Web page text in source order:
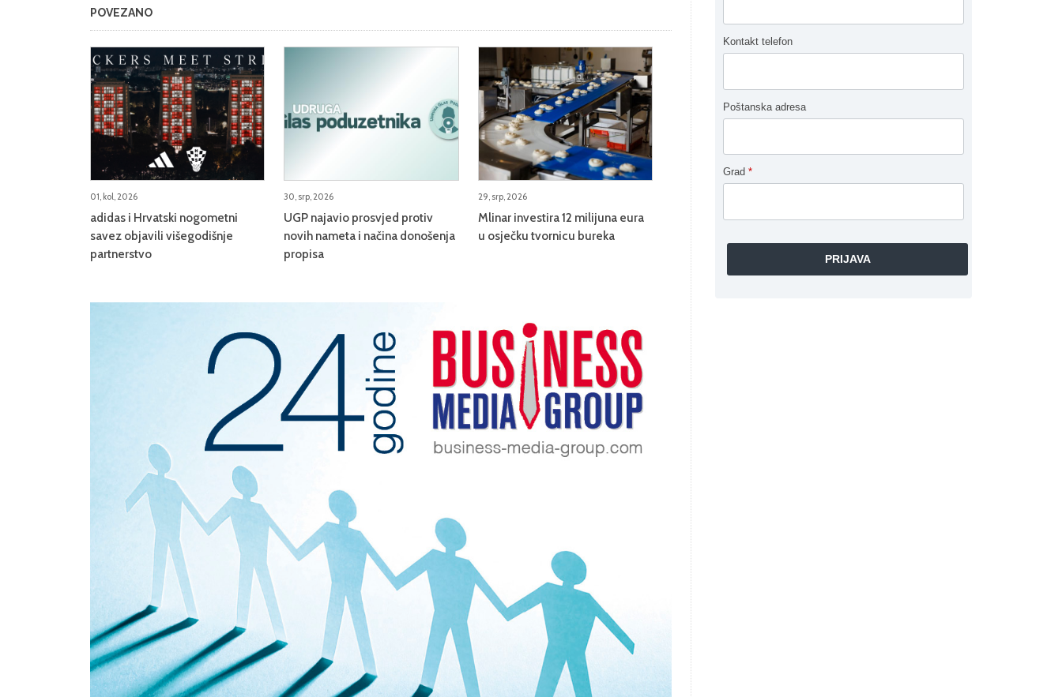
POVEZANO
01, kol, 2026
adidas i Hrvatski nogometni
savez objavili višegodišnje
partnerstvo
30, srp, 2026
UGP najavio prosvjed protiv
novih nameta i načina donošenja
propisa
29, srp, 2026
Mlinar investira 12 milijuna eura
u osječku tvornicu bureka
Kontakt telefon
Poštanska adresa
Grad *